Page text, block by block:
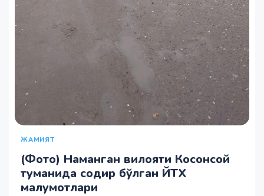
ЖАМИЯТ
(Фото) Наманган вилояти Косонсой
туманида содир бўлган ЙТХ
малумотлари